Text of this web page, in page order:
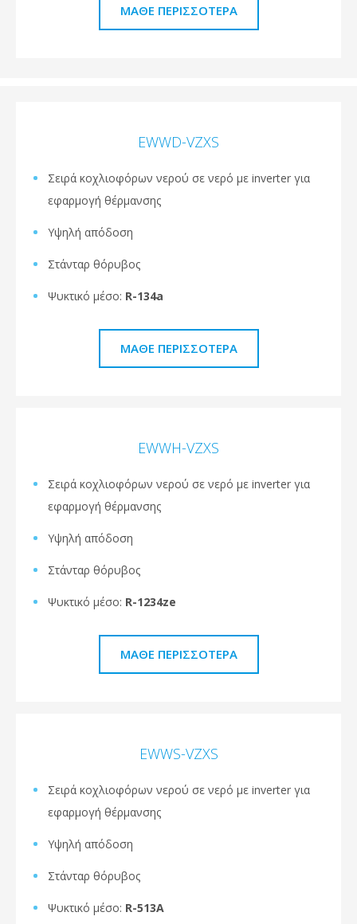
ΜΆΘΕ ΠΕΡΙΣΣΌΤΕΡΑ
EWWD-VZXS
Σειρά κοχλιοφόρων νερού σε νερό με inverter για
εφαρμογή θέρμανσης
Υψηλή απόδοση
Στάνταρ θόρυβος
Ψυκτικό μέσο: R-134a
ΜΆΘΕ ΠΕΡΙΣΣΌΤΕΡΑ
EWWH-VZXS
Σειρά κοχλιοφόρων νερού σε νερό με inverter για
εφαρμογή θέρμανσης
Υψηλή απόδοση
Στάνταρ θόρυβος
Ψυκτικό μέσο: R-1234ze
ΜΆΘΕ ΠΕΡΙΣΣΌΤΕΡΑ
EWWS-VZXS
Σειρά κοχλιοφόρων νερού σε νερό με inverter για
εφαρμογή θέρμανσης
Υψηλή απόδοση
Στάνταρ θόρυβος
Ψυκτικό μέσο: R-513A